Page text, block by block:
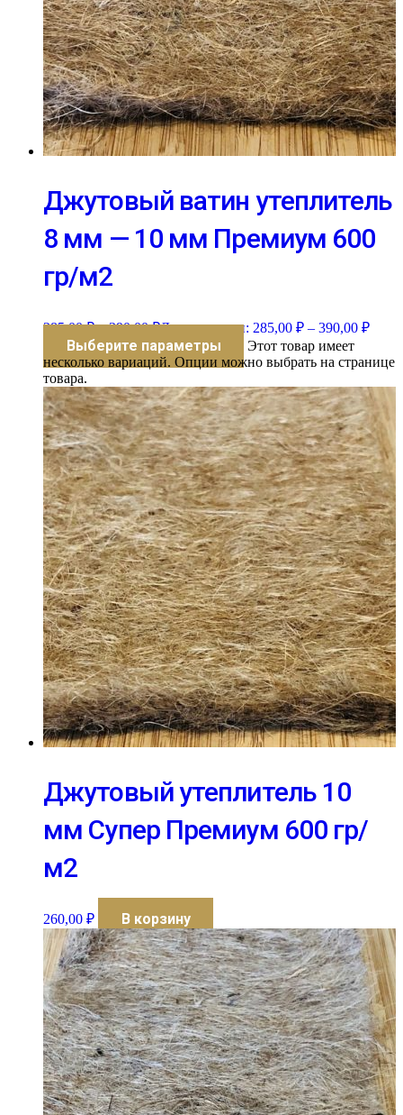
Джутовый ватин утеплитель
8 мм — 10 мм Премиум 600
гр/м2
285,00₽ – 390,00₽Диапазон цен: 285,00 ₽ – 390,00 ₽
Выберите параметры
Этот товар имеет
несколько вариаций. Опции можно выбрать на странице
товара.
Джутовый утеплитель 10
мм Супер Премиум 600 гр/
м2
260,00 ₽ В корзину